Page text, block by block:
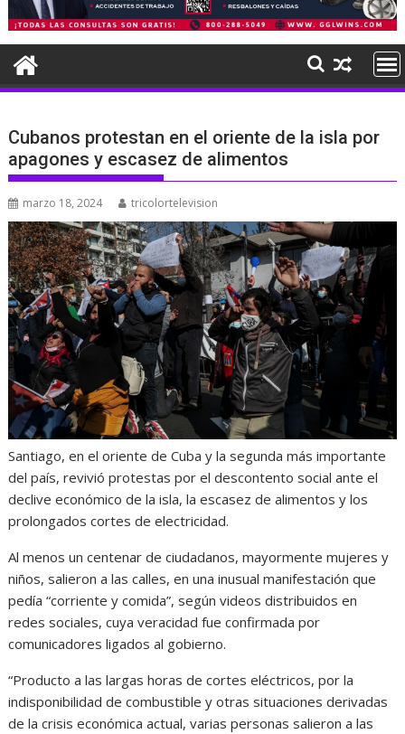
Cubanos protestan en el oriente de la isla por
apagones y escasez de alimentos
marzo 18, 2024 tricolortelevision
Santiago, en el oriente de Cuba y la segunda más importante
del país, revivió protestas por el descontento social ante el
declive económico de la isla, la escasez de alimentos y los
prolongados cortes de electricidad.
Al menos un centenar de ciudadanos, mayormente mujeres y
niños, salieron a las calles, en una inusual manifestación que
pedía “corriente y comida”, según videos distribuidos en
redes sociales, cuya veracidad fue confirmada por
comunicadores ligados al gobierno.
“Producto a las largas horas de cortes eléctricos, por la
indisponibilidad de combustible y otras situaciones derivadas
de la crisis económica actual, varias personas salieron a las